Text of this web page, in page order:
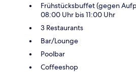
Frühstücksbuffet (gegen
08:00 Uhr bis 11:00 Uhr
3 Restaurants
Bar/Lounge
Poolbar
Coffeeshop